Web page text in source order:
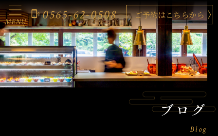
ブログ
Blog
MENU
phonelink_ring 0565-62-0508 ご予約はこちらから